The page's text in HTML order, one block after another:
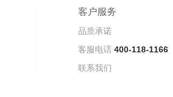
客户服务
品质承诺
客服电话 400-118-1166
联系我们